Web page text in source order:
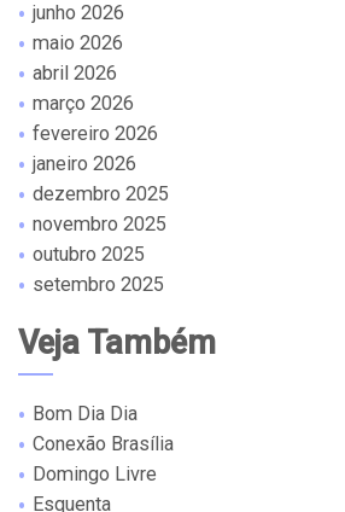
junho 2026
maio 2026
abril 2026
março 2026
fevereiro 2026
janeiro 2026
dezembro 2025
novembro 2025
outubro 2025
setembro 2025
Veja Também
Bom Dia Dia
Conexão Brasília
Domingo Livre
Esquenta